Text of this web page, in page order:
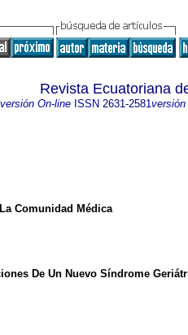
Revista Ecuatoriana
versión On-line ISSN 2631-2581
Comunidad Médica
De Un Nuevo Síndrome